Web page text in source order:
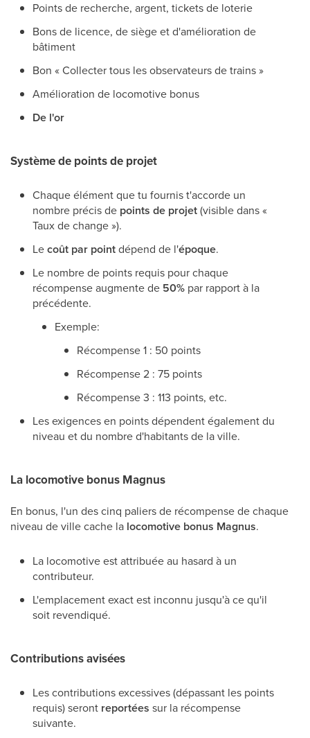
Points de recherche, argent, tickets de loterie
Bons de licence, de siège et d'amélioration de
bâtiment
Bon « Collecter tous les observateurs de trains »
Amélioration de locomotive bonus
De l'or
Système de points de projet
Chaque élément que tu fournis t'accorde un
nombre précis de points de projet(visible dans «
Taux de change »).
Lecoût par pointdépend de l'époque.
Le nombre de points requis pour chaque
récompense augmente de 50% par rapport à la
précédente.
Exemple:
Récompense 1 : 50 points
Récompense 2 : 75 points
Récompense 3 : 113 points, etc.
Les exigences en points dépendent également du
niveau et du nombre d'habitants de la ville.
La locomotive bonus Magnus
En bonus, l'un des cinq paliers de récompense de chaque
niveau de ville cache la locomotive bonus Magnus.
La locomotive est attribuée au hasard à un
contributeur.
L'emplacement exact est inconnu jusqu'à ce qu'il
soit revendiqué.
Contributions avisées
Les contributions excessives (dépassant les points
requis) seront reportées sur la récompense
suivante.